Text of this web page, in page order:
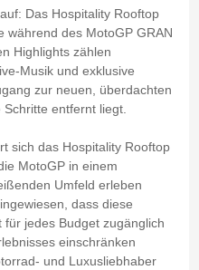
Das Hospitality Rooftop
während des MotoGP GRAN
Highlights zählen
Musik und exklusive
zur neuen, überdachten
entfernt liegt.
sich das Hospitality Rooftop
MotoGP in einem
Umfeld erleben
dass diese
für jedes Budget zugänglich
einschränken
und Luxusliebhaber